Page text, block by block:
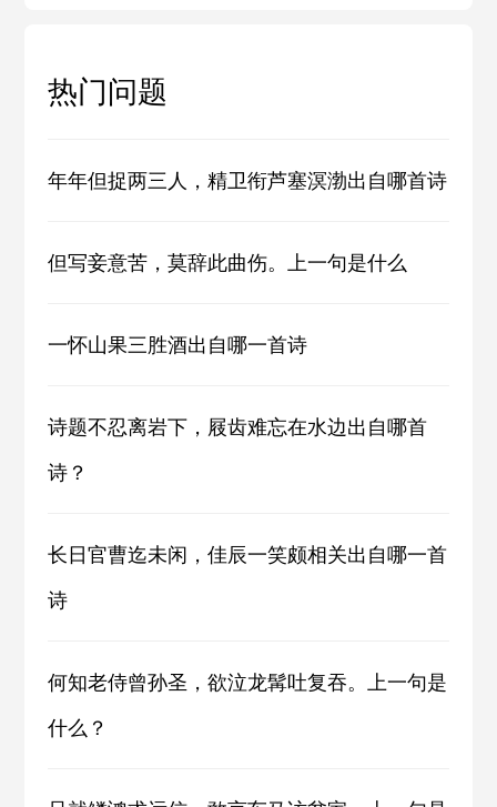
热门问题
年年但捉两三人，精卫衔芦塞溟渤出自哪首诗
但写妾意苦，莫辞此曲伤。上一句是什么
一怀山果三胜酒出自哪一首诗
诗题不忍离岩下，屐齿难忘在水边出自哪首
诗？
长日官曹迄未闲，佳辰一笑颇相关出自哪一首
诗
何知老侍曾孙圣，欲泣龙髯吐复吞。上一句是
什么？